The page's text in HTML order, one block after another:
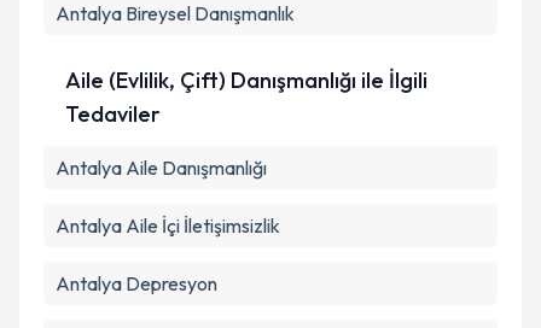
Antalya Bireysel Danışmanlık
Aile (Evlilik, Çift) Danışmanlığı ile İlgili
Tedaviler
Antalya Aile Danışmanlığı
Antalya Aile İçi İletişimsizlik
Antalya Depresyon